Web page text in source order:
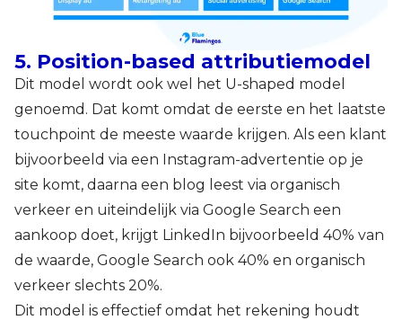
5. Position-based attributiemodel
Dit model wordt ook wel het U-shaped model
genoemd. Dat komt omdat de eerste en het laatste
touchpoint de meeste waarde krijgen. Als een klant
bijvoorbeeld via een Instagram-advertentie op je
site komt, daarna een blog leest via organisch
verkeer en uiteindelijk via Google Search een
aankoop doet, krijgt LinkedIn bijvoorbeeld 40% van
de waarde, Google Search ook 40% en organisch
verkeer slechts 20%.
Dit model is effectief omdat het rekening houdt